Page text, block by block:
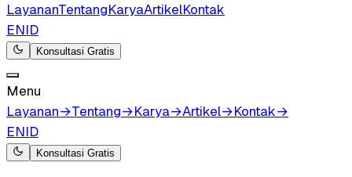
LayananTentangKaryaArtikelKontak
ENID
Konsultasi Gratis
Menu
Layanan→Tentang→Karya→Artikel→Kontak→
ENID
Konsultasi Gratis